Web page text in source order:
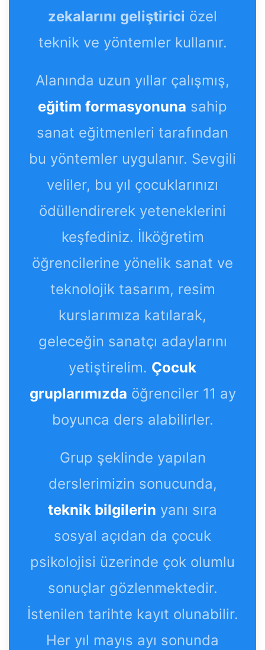
zekalarını geliştirici özel
teknik ve yöntemler kullanır.
Alanında uzun yıllar çalışmış,
eğitim formasyonuna sahip
sanat eğitmenleri tarafından
bu yöntemler uygulanır. Sevgili
veliler, bu yıl çocuklarınızı
ödüllendirerek yeteneklerini
keşfediniz. İlköğretim
öğrencilerine yönelik sanat ve
teknolojik tasarım, resim
kurslarımıza katılarak,
geleceğin sanatçı adaylarını
yetiştirelim. Çocuk
gruplarımızda öğrenciler 11 ay
boyunca ders alabilirler.
Grup şeklinde yapılan
derslerimizin sonucunda,
teknik bilgilerin yanı sıra
sosyal açıdan da çocuk
psikolojisi üzerinde çok olumlu
sonuçlar gözlenmektedir.
İstenilen tarihte kayıt olunabilir.
Her yıl mayıs ayı sonunda